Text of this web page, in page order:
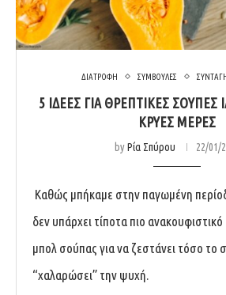
ΔΙΑΤΡΟΦΗ ΣΥΜΒΟΥΛΕΣ
5 ΙΔΕΕΣ ΓΙΑ ΘΡΕΠΤΙΚΕΣ ΣΟΥΠΕΣ
ΚΡΥΕΣ ΜΕΡΕΣ
byΡία Σπύρου 22/01/
Καθώς μπήκαμε στην παγωμένη
δεν υπάρχει τίποτα πιο
μπολ σούπας για να ζεστάνει τόσο το
“χαλαρώσει” την ψυχή.